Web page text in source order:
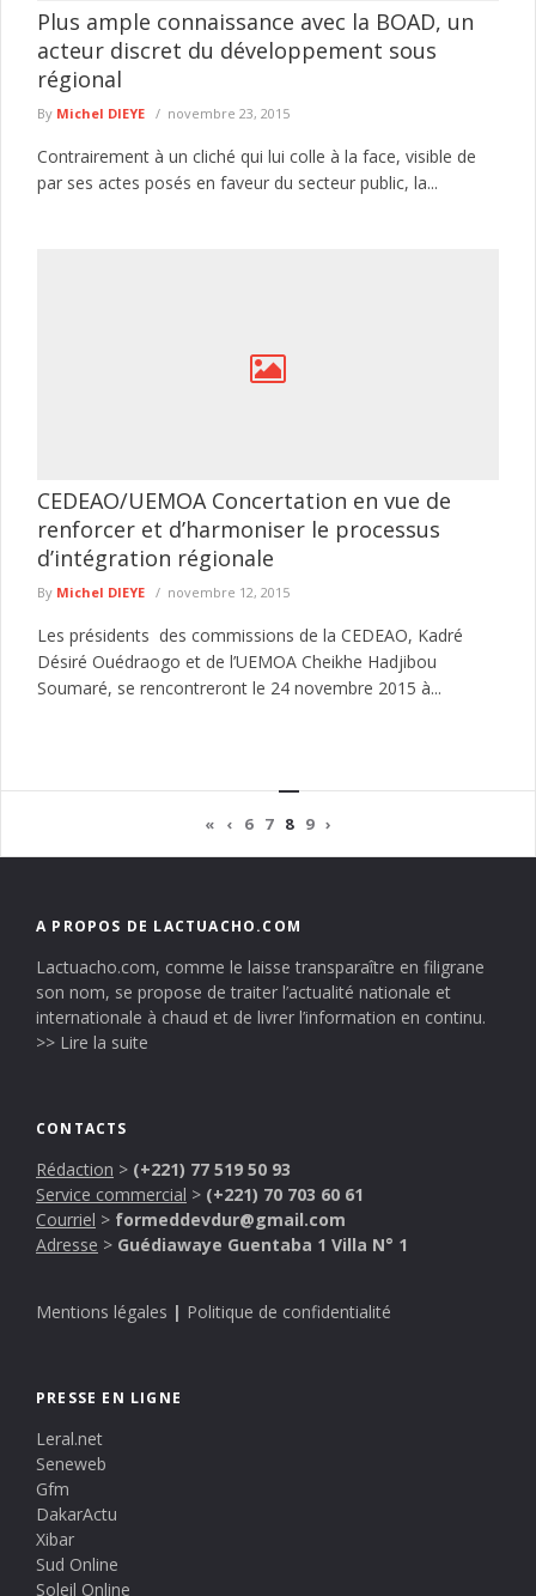
Plus ample connaissance avec la BOAD, un
acteur discret du développement sous
régional
By Michel DIEYE novembre 23, 2015
Contrairement à un cliché qui lui colle à la face, visible de
par ses actes posés en faveur du secteur public, la...
CEDEAO/UEMOA Concertation en vue de
renforcer et d’harmoniser le processus
d’intégration régionale
By Michel DIEYE novembre 12, 2015
Les présidents des commissions de la CEDEAO, Kadré
Désiré Ouédraogo et de l’UEMOA Cheikhe Hadjibou
Soumaré, se rencontreront le 24 novembre 2015 à...
« ‹ 6 7 8 9 ›
A PROPOS DE LACTUACHO.COM
Lactuacho.com, comme le laisse transparaître en filigrane
son nom, se propose de traiter l’actualité nationale et
internationale à chaud et de livrer l’information en continu.
>> Lire la suite
CONTACTS
Rédaction > (+221) 77 519 50 93
Service commercial > (+221) 70 703 60 61
Courriel > formeddevdur@gmail.com
Adresse > Guédiawaye Guentaba 1 Villa N° 1
Mentions légales | Politique de confidentialité
PRESSE EN LIGNE
Leral.net
Seneweb
Gfm
DakarActu
Xibar
Sud Online
Soleil Online